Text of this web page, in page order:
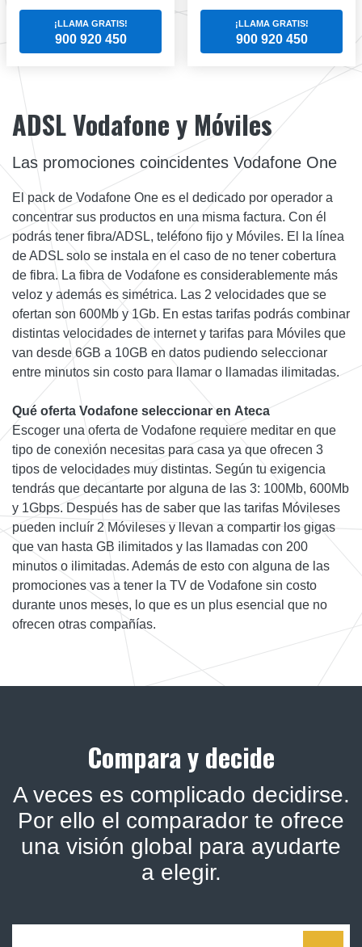
¡LLAMA GRATIS!
900 920 450
¡LLAMA GRATIS!
900 920 450
ADSL Vodafone y Móviles
Las promociones coincidentes Vodafone One
El pack de Vodafone One es el dedicado por operador a
concentrar sus productos en una misma factura. Con él
podrás tener fibra/ADSL, teléfono fijo y Móviles. El la línea
de ADSL solo se instala en el caso de no tener cobertura
de fibra. La fibra de Vodafone es considerablemente más
veloz y además es simétrica. Las 2 velocidades que se
ofertan son 600Mb y 1Gb. En estas tarifas podrás combinar
distintas velocidades de internet y tarifas para Móviles que
van desde 6GB a 10GB en datos pudiendo seleccionar
entre minutos sin costo para llamar o llamadas ilimitadas.
Qué oferta Vodafone seleccionar en Ateca
Escoger una oferta de Vodafone requiere meditar en que
tipo de conexión necesitas para casa ya que ofrecen 3
tipos de velocidades muy distintas. Según tu exigencia
tendrás que decantarte por alguna de las 3: 100Mb, 600Mb
y 1Gbps. Después has de saber que las tarifas Móvileses
pueden incluír 2 Móvileses y llevan a compartir los gigas
que van hasta GB ilimitados y las llamadas con 200
minutos o ilimitadas. Además de esto con alguna de las
promociones vas a tener la TV de Vodafone sin costo
durante unos meses, lo que es un plus esencial que no
ofrecen otras compañías.
Compara y decide
A veces es complicado decidirse.
Por ello el comparador te ofrece
una visión global para ayudarte
a elegir.